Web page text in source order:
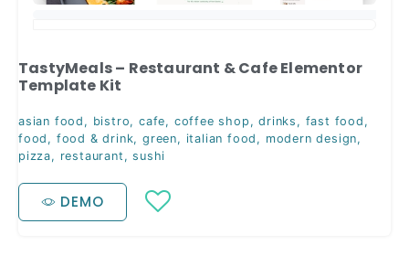
TastyMeals – Restaurant & Cafe Elementor
Template Kit
asian food , bistro,cafe, coffee shop ,drinks , fast food ,
food , food & drink,green, italian food , modern design,
pizza, restaurant ,sushi
DEMO